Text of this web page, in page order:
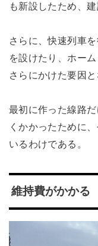
も新設したため、
さらに、快速列車
を設けたり、ホー
さらにかけた要因と
最初に作った線路
くかかったために
いるわけである。
維持費がかかる